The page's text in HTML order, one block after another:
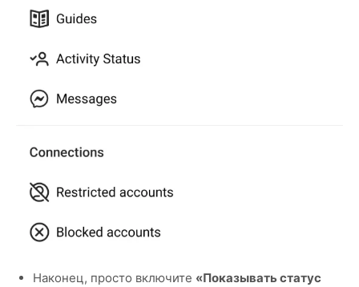
Наконец, просто включите «Показывать статус